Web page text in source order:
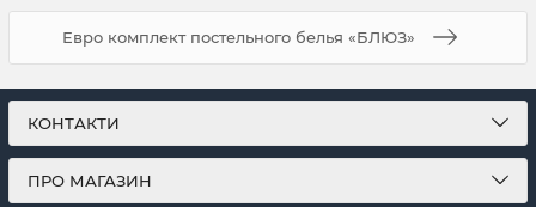
Евро комплект постельного белья «БЛЮЗ»
КОНТАКТИ
ПРО МАГАЗИН